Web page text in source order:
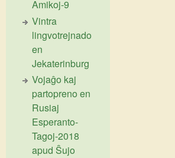
Amikoj-9
Vintra
lingvotrejnado
en
Jekaterinburg
Vojaĝo kaj
partopreno en
Rusiaj
Esperanto-
Tagoj-2018
apud Ŝujo